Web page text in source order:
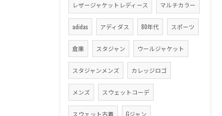
レザージャケットレディース マルチカラー
adidas アディダス 80年代 スポーツ
倉庫 スタジャン ウールジャケット
スタジャンメンズ カレッジロゴ
メンズ スウェットコーデ
スウェット古着 Gジャン